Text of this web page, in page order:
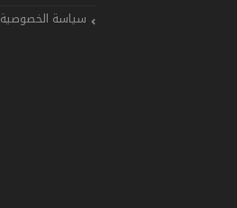
سياسة الخصوصية